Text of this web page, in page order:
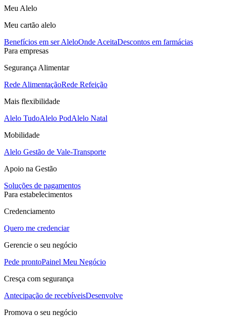
Meu Alelo
Meu cartão alelo
Benefícios em ser AleloOnde AceitaDescontos em farmácias
Para empresas
Segurança Alimentar
Rede AlimentaçãoRede Refeição
Mais flexibilidade
Alelo TudoAlelo PodAlelo Natal
Mobilidade
Alelo Gestão de Vale-Transporte
Apoio na Gestão
Soluções de pagamentos
Para estabelecimentos
Credenciamento
Quero me credenciar
Gerencie o seu negócio
Pede prontoPainel Meu Negócio
Cresça com segurança
Antecipação de recebíveisDesenvolve
Promova o seu negócio